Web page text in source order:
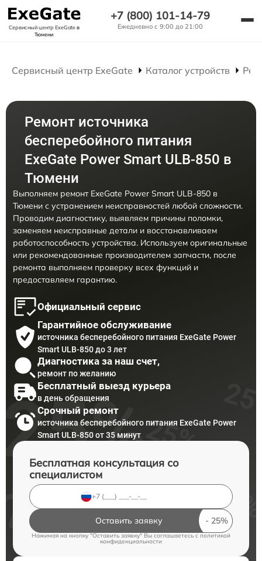
Сервисный центр ExeGateв
Тюмени
+7 (800) 101-14-79
Ежедневно с 9:00 до 21:00
Сервисный центр ExeGate Каталог устройств
Ремонт источника
бесперебойного питания
ExeGate Power Smart ULB-850 в
Тюмени
Выполняем ремонт ExeGate Power Smart ULB-850 в
Тюмени с устранением неисправностей любой сложности.
Проводим диагностику, выявляем причины поломки,
заменяем неисправные детали и восстанавливаем
работоспособность устройства. Используем оригинальные
или рекомендованные производителем запчасти, после
ремонта выполняем проверку всех функций и
предоставляем гарантию.
Официальный сервис
Гарантийное обслуживание
источника бесперебойного питания ExeGate Power
Smart ULB-850 до 3 лет
Диагностика за наш счет,
ремонт по желанию
Бесплатный выезд курьера
в день обращения
Срочный ремонт
источника бесперебойного питания ExeGate Power
Smart ULB-850 от 35 минут
Бесплатная консультация со
специалистом
Оставить заявку
Нажимая на кнопку "Оставить заявку" Вы соглашаетесь cполитикой
конфиденциальности